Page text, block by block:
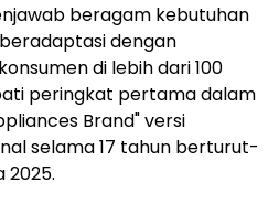
beragam kebutuhan
dengan
di lebih dari 100
peringkat pertama dalam
Brand" versi
selama 17 tahun berturut-
2025.